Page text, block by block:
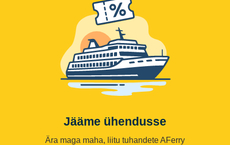
Jääme ühendusse
Ära maga maha, liitu tuhandete AFerry